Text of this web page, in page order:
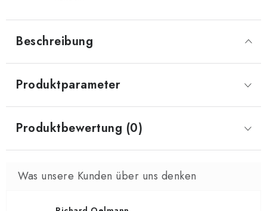
Beschreibung
Produktparameter
Produktbewertung (0)